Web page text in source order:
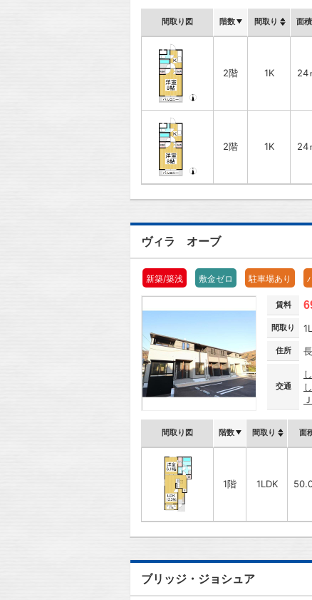
間取り図 階数 間取り 面積
2階 1K 24
2階 1K 24
ヴィラ オーブ
新築/築浅 敷金ゼロ 駐車場あり
賃料
間取り
住所
交通
間取り図 階数 間取り 面
1階 1LDK
ブリッジ・ジョシュア